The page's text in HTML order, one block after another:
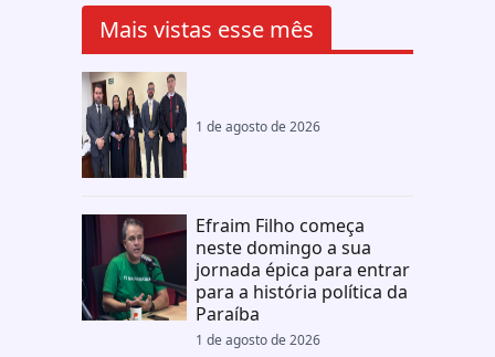
Mais vistas esse mês
1 de agosto de 2026
Efraim Filho começa
neste domingo a sua
jornada épica para entrar
para a história política da
Paraíba
1 de agosto de 2026